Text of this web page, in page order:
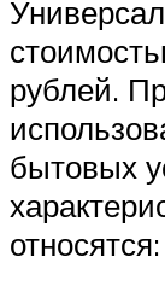
рублей.
бытовых
относятся: